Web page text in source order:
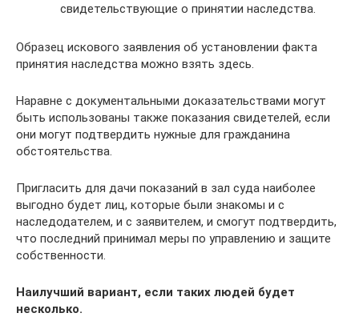
свидетельствующие о принятии наследства.
Образец искового заявления об установлении факта
принятия наследства можно взять здесь.
Наравне с документальными доказательствами могут
быть использованы также показания свидетелей, если
они могут подтвердить нужные для гражданина
обстоятельства.
Пригласить для дачи показаний в зал суда наиболее
выгодно будет лиц, которые были знакомы и с
наследодателем, и с заявителем, и смогут подтвердить,
что последний принимал меры по управлению и защите
собственности.
Наилучший вариант, если таких людей будет
несколько.